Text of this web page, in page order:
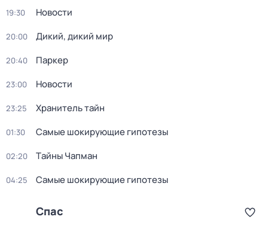
19:30 Новости
20:00 Дикий, дикий мир
20:40 Паркер
23:00 Новости
23:25 Хранитель тайн
01:30 Самые шoкиpующие гипотезы
02:20 Тaйны Чапман
04:25 Самые шoкиpующие гипотезы
Спас